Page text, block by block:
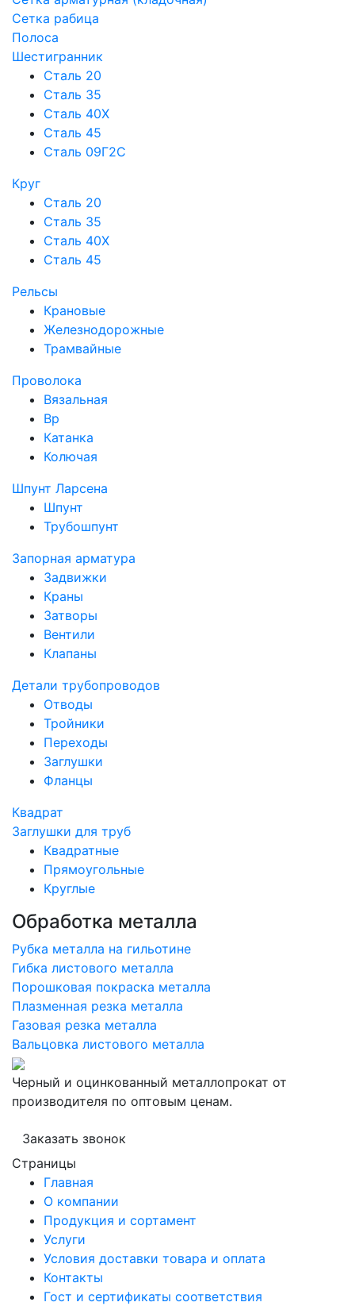
Сетка рабица
Полоса
Шестигранник
Сталь 20
Сталь 35
Сталь 40Х
Сталь 45
Сталь 09Г2С
Круг
Сталь 20
Сталь 35
Сталь 40Х
Сталь 45
Рельсы
Крановые
Железнодорожные
Трамвайные
Проволока
Вязальная
Вр
Катанка
Колючая
Шпунт Ларсена
Шпунт
Трубошпунт
Запорная арматура
Задвижки
Краны
Затворы
Вентили
Клапаны
Детали трубопроводов
Отводы
Тройники
Переходы
Заглушки
Фланцы
Квадрат
Заглушки для труб
Квадратные
Прямоугольные
Круглые
Обработка металла
Рубка металла на гильотине
Гибка листового металла
Порошковая покраска металла
Плазменная резка металла
Газовая резка металла
Вальцовка листового металла
Черный и оцинкованный металлопрокат от
производителя по оптовым ценам.
Заказать звонок
Страницы
Главная
О компании
Продукция и сортамент
Услуги
Условия доставки товара и оплата
Контакты
Гост и сертификаты соответствия